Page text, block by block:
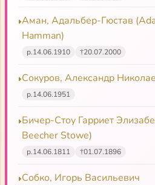
Аман, Адальбер-Гюстав
Hamman)
р.14.06.1910 †20.07.2000
Сокуров, Александр
р.14.06.1951
Бичер-Стоу Гарриет
Beecher Stowe)
р.14.06.1811 †01.07.1896
Собко, Игорь Васильевич